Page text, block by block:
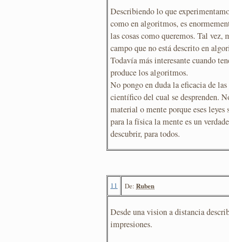
Describiendo lo que
como en algoritmos, es
las cosas como queremos. Tal vez,
campo que no está descrito en
Todavía más interesante cuando
produce los algoritmos.
No pongo en duda la eficacia de
científico del cual se desprenden.
material o mente porque eses
para la física la mente es un
descubrir, para todos.
11 De: Ruben
Desde una vision a distancia
impresiones.